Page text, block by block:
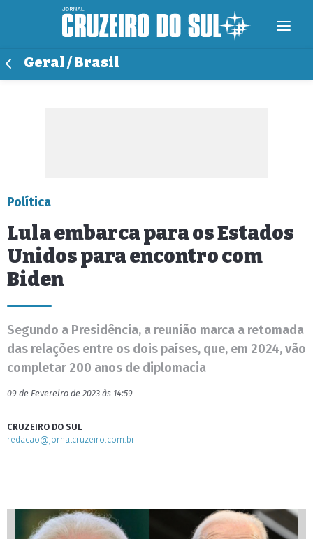
Geral / Brasil
Política
Lula embarca para os Estados
Unidos para encontro com
Biden
Segundo a Presidência, a reunião marca a retomada
das relações entre os dois países, que, em 2024, vão
completar 200 anos de diplomacia
09 de Fevereiro de 2023 às 14:59
CRUZEIRO DO SUL
redacao@jornalcruzeiro.com.br